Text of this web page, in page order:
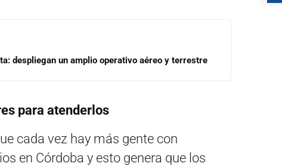
despliegan un amplio operativo aéreo y terrestre
para atenderlos
cada vez hay más gente con
en Córdoba y esto genera que los